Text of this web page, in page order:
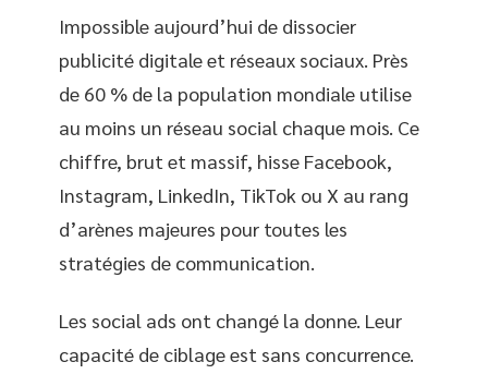
Impossible aujourd’hui de dissocier
publicité digitale et réseaux sociaux. Près
de 60 % de la population mondiale utilise
au moins un réseau social chaque mois. Ce
chiffre, brut et massif, hisse Facebook,
Instagram, LinkedIn, TikTok ou X au rang
d’arènes majeures pour toutes les
stratégies de communication.
Les social ads ont changé la donne. Leur
capacité de ciblage est sans concurrence.